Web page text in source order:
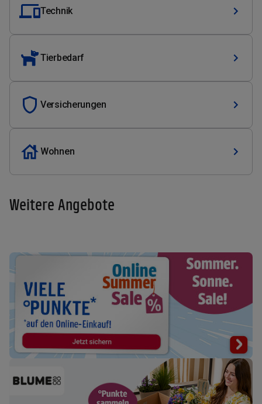
Technik
Tierbedarf
Versicherungen
Wohnen
Weitere Angebote